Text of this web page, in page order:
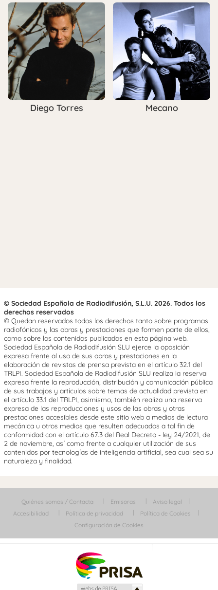
Diego Torres Mecano
© Sociedad Española de Radiodifusión, S.L.U. 2026. Todos los
derechos reservados
© Quedan reservados todos los derechos tanto sobre programas
radiofónicos y las obras y prestaciones que formen parte de ellos,
como sobre los contenidos publicados en esta página web.
Sociedad Española de Radiodifusión SLU ejerce la oposición
expresa frente al uso de sus obras y prestaciones en la
elaboración de revistas de prensa prevista en el artículo 32.1 del
TRLPI. Sociedad Española de Radiodifusión SLU realiza la reserva
expresa frente la reproducción, distribución y comunicación pública
de sus trabajos y artículos sobre temas de actualidad prevista en
el artículo 33.1 del TRLPI, asimismo, también realiza una reserva
expresa de las reproducciones y usos de las obras y otras
prestaciones accesibles desde este sitio web a medios de lectura
mecánica u otros medios que resulten adecuados a tal fin de
conformidad con el artículo 67.3 del Real Decreto - ley 24/2021, de
2 de noviembre, así como frente a cualquier utilización de sus
contenidos por tecnologías de inteligencia artificial, sea cual sea su
naturaleza y finalidad.
Quiénes somos / Contacta Emisoras
Aviso legal
Accesibilidad
Política de privacidad
Política de Cookies
Configuración de Cookies